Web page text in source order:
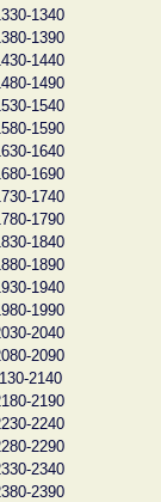
1340
1390
1440
1490
1540
1590
1640
1690
1740
1790
1840
1890
1940
1990
2040
2090
2140
2190
2240
2290
2340
2390